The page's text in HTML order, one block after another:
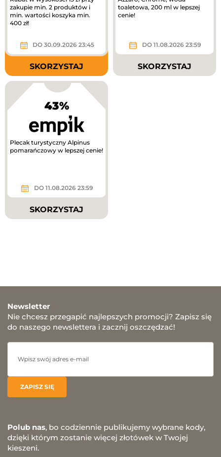
zakupie min. 2 produktów i
min. wartości koszyka min.
400 zł!
DO 30.09.2026 23:45
SKORZYSTAJ
toaletowa, 200 ml w lepszej
cenie!
DO 11.08.2026 23:59
SKORZYSTAJ
43%
Plecak turystyczny Alpinus
pomarańczowy w lepszej cenie!
DO 11.08.2026 23:59
SKORZYSTAJ
Newsletter
Nie chcesz przegapić najlepszych promocji? Zapisz się
do naszego newslettera i zacznij oszczędzać!
Polub nas, bo codziennie publikujemy wybrane kody,
dzięki którym zostanie więcej złotówek w Twojej
kieszeni.